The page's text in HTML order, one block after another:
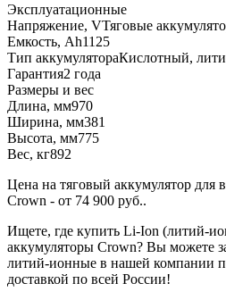
Эксплуатационные
Напряжение, VТяговые
Емкость, Ah1125
Тип аккумулятораКислотный,
Гарантия2 года
Размеры и вес
Длина, мм970
Ширина, мм381
Высота, мм775
Вес, кг892
Цена на тяговый аккумулятор для
Crown - от 74 900 руб..
Ищете, где купить Li-Ion (литий-
аккумуляторы Crown? Вы можете
литий-ионные в нашей компании
доставкой по всей России!